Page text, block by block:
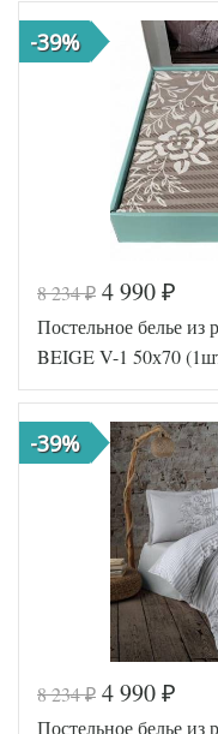
-39%
Код товара
570-154
FIR1256
8 234₽ 4 990 ₽
Постельное белье
BEIGE V-1 50х70
-39%
8 234₽ 4 990 ₽
Постельное белье